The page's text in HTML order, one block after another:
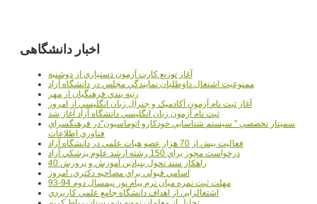
اخبار دانشگاهی
آغاز توزيع کارت آزمون دستياري از دوشنبه
ممنوعيت اشتغال داوطلبان نمايندگي مجلس در دانشگاه آزاد
رتبه بندي فرهنگيان از مهر
آغاز ثبت نام آزمون آکادميک و جنرال زبان انگليسي از امروز
ثبت نام آزمون زبان انگليسي دانشگاه آزاد آغاز شد
سمينار تخصصي " سيستم شناسايي خودکارو اتوماسيون"در فرهنگسراي
فناوري اطلاعات
فعاليت بيش از 70 هزار عضو هيات علمي در دانشگاه آزاد
درخواست مجوز براي 150 رشته ارشد علوم پزشکي آزاد
40 راهکار سند تحول بنيادين آموزش و پرورش
اسامي قبولي براي مصاحبه دکتري، امروز
مهلت ثبت نمره میان ترم پیام نور نیمسال دوم 94-93
اشتغالزايي از اهداف دانشگاه جامع علمي کاربردي